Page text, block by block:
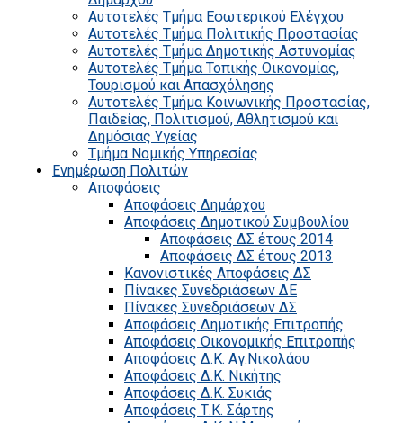
Αυτοτελές Τμήμα Εσωτερικού Ελέγχου
Αυτοτελές Τμήμα Πολιτικής Προστασίας
Αυτοτελές Τμήμα Δημοτικής Αστυνομίας
Αυτοτελές Τμήμα Τοπικής Οικονομίας,
Τουρισμού και Απασχόλησης
Αυτοτελές Τμήμα Κοινωνικής Προστασίας,
Παιδείας, Πολιτισμού, Αθλητισμού και
Δημόσιας Υγείας
Τμήμα Νομικής Υπηρεσίας
Ενημέρωση Πολιτών
Αποφάσεις
Αποφάσεις Δημάρχου
Αποφάσεις Δημοτικού Συμβουλίου
Αποφάσεις ΔΣ έτους 2014
Αποφάσεις ΔΣ έτους 2013
Κανονιστικές Αποφάσεις ΔΣ
Πίνακες Συνεδριάσεων ΔΕ
Πίνακες Συνεδριάσεων ΔΣ
Αποφάσεις Δημοτικής Επιτροπής
Αποφάσεις Οικονομικής Επιτροπής
Αποφάσεις Δ.Κ. Αγ.Νικολάου
Αποφάσεις Δ.Κ. Νικήτης
Αποφάσεις Δ.Κ. Συκιάς
Αποφάσεις Τ.Κ. Σάρτης